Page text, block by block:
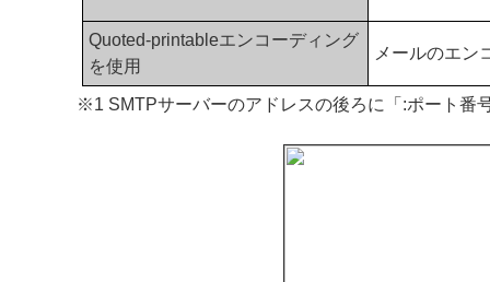
Quoted-printableエンコーディング
を使用
メールのエン
※1 SMTPサーバーのアドレスの後ろに「:ポート番